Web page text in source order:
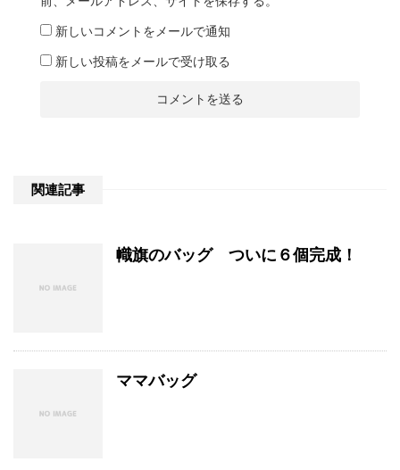
新しいコメントをメールで通知
新しい投稿をメールで受け取る
関連記事
幟旗のバッグ ついに６個完成！
ママバッグ